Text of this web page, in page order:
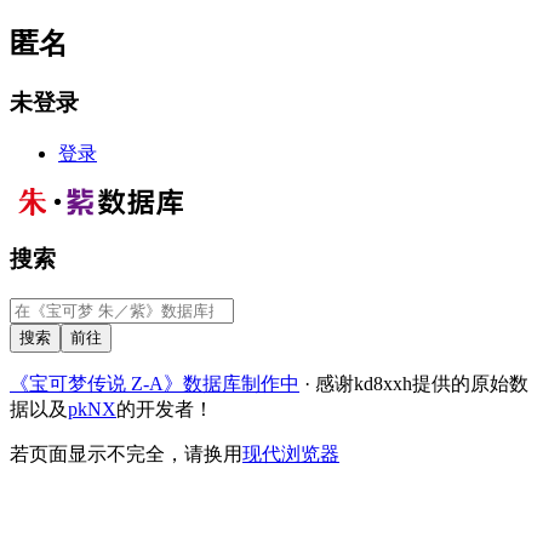
匿名
未登录
登录
搜索
《宝可梦传说 Z-A》数据库制作中 · 感谢kd8xxh提供的原始数
据以及pkNX的开发者！
若页面显示不完全，请换用现代浏览器